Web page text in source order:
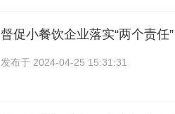
督促小餐饮企业落实“两个责任
发布于 2024-04-25 15:31:31